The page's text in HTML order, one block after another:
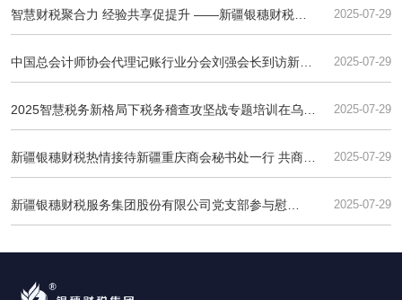
2025-07-29
智慧财税聚合力 经验共享促提升 ——新疆银穗财税集
团与乌苏天山昭阳公司开展深度业务交流
2025-07-29
中国总会计师协会代理记账行业分会刘强会长到访新疆
银穗财税集团 共话AI赋能与财税服务升级
2025-07-29
2025智慧税务新格局下税务稽查攻坚战专题培训在乌鲁
木齐成功举办
2025-07-29
新疆银穗财税热情接待新疆重庆商会秘书处一行 共商合
作发展
2025-07-29
新疆银穗财税服务集团股份有限公司党支部参与慰
问“光荣在党50年”老党员活动纪实